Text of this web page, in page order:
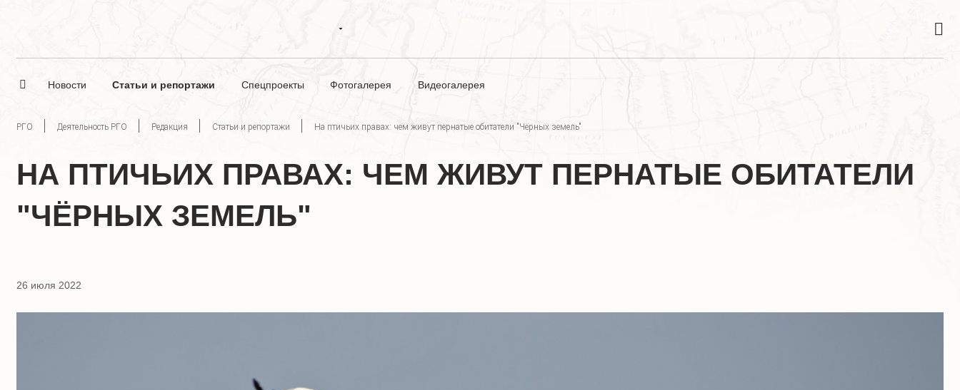
Новости Статьи и репортажи Спецпроекты Фотогалерея Видеогалерея
РГО Деятельность РГО Редакция Статьи и репортажи На птичьих правах: чем живут пернатые обитатели "Чёрных земель"
НА ПТИЧЬИХ ПРАВАХ: ЧЕМ ЖИВУТ ПЕРНАТЫЕ ОБИТАТЕЛИ
"ЧЁРНЫХ ЗЕМЕЛЬ"
26 июля 2022